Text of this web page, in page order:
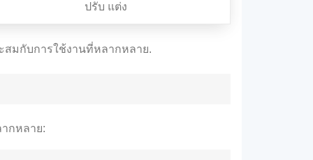
ปรับ แต่ง
มกับการใช้งานที่หลากหลาย.
กหลาย: